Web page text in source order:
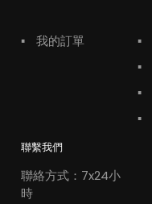
▪ 我的訂單 ▪
▪
▪
▪
聯繫我們
聯絡方式：7x24小
時